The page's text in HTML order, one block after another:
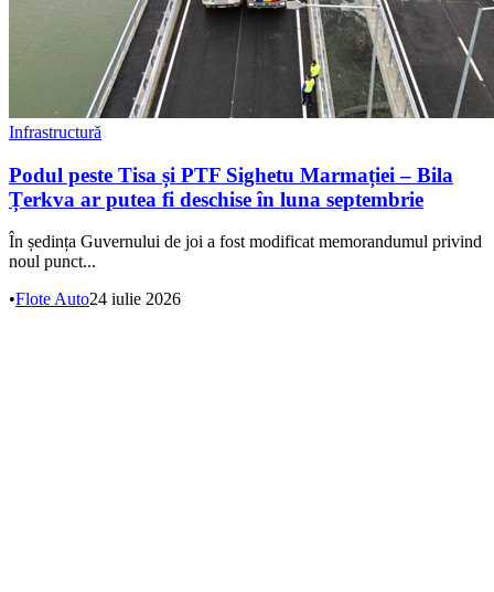
Infrastructură
Podul peste Tisa și PTF Sighetu Marmației – Bila
Țerkva ar putea fi deschise în luna septembrie
În ședința Guvernului de joi a fost modificat memorandumul privind
noul punct...
•Flote Auto24 iulie 2026